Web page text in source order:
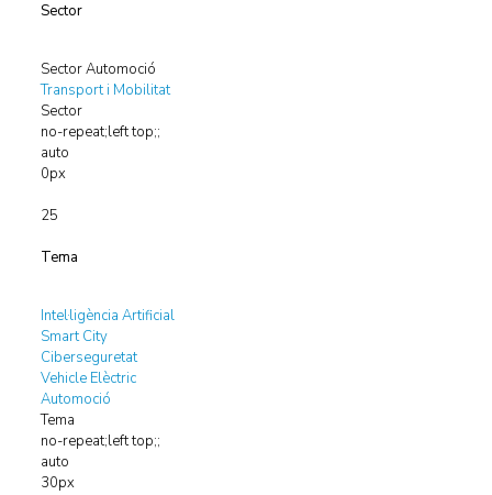
Sector
Sector Automoció
Transport i Mobilitat
Sector
no-repeat;left top;;
auto
0px
25
Tema
Intel·ligència Artificial
Smart City
Ciberseguretat
Vehicle Elèctric
Automoció
Tema
no-repeat;left top;;
auto
30px